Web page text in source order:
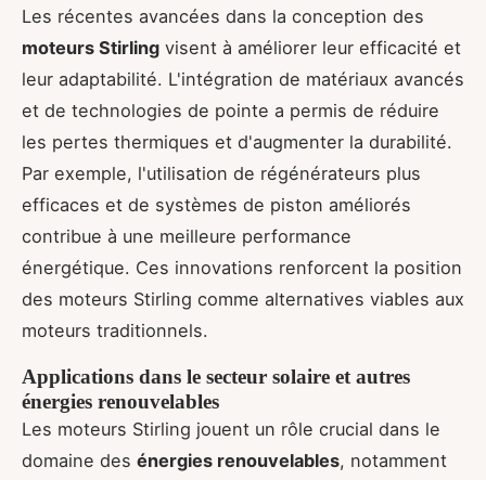
Les récentes avancées dans la conception des
moteurs Stirling visent à améliorer leur efficacité et
leur adaptabilité. L'intégration de matériaux avancés
et de technologies de pointe a permis de réduire
les pertes thermiques et d'augmenter la durabilité.
Par exemple, l'utilisation de régénérateurs plus
efficaces et de systèmes de piston améliorés
contribue à une meilleure performance
énergétique. Ces innovations renforcent la position
des moteurs Stirling comme alternatives viables aux
moteurs traditionnels.
Applications dans le secteur solaire et autres
énergies renouvelables
Les moteurs Stirling jouent un rôle crucial dans le
domaine des énergies renouvelables, notamment